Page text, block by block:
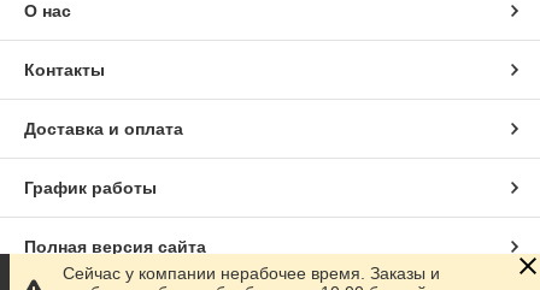
О нас
Контакты
Доставка и оплата
График работы
Полная версия сайта
Сейчас у компании нерабочее время. Заказы и